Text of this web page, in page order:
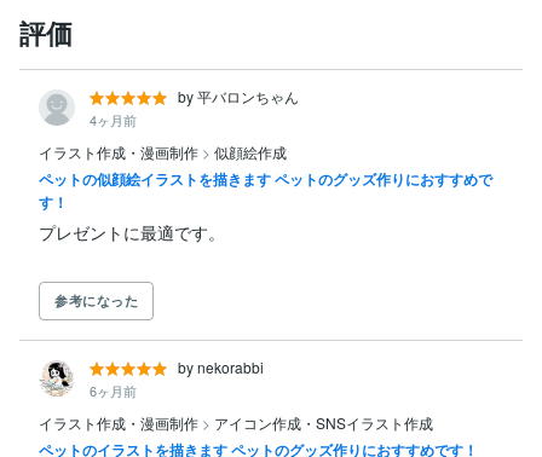
評価
by 平バロンちゃん
4ヶ月前
イラスト作成・漫画制作 > 似顔絵作成
ペットの似顔絵イラストを描きます ペットのグッズ作りにおすすめで
す！
参考になった
by nekorabbi
6ヶ月前
イラスト作成・漫画制作 > アイコン作成・SNSイラスト作成
ペットのイラストを描きます ペットのグッズ作りにおすすめです！